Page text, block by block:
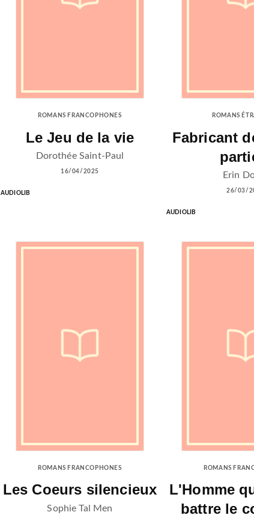
ROMANS FRANCOPHONES
Le Jeu de la vie
Dorothée Saint-Paul
16/04/2025
AUDIOLIB
ROMANS
Fabricant
Erin
26/03/
AUDIOLIB
ROMANS FRANCOPHONES
Les Coeurs silencieux
Sophie Tal Men
ROMANS
L'Homme
battre le